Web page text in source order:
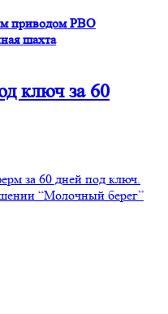
приводом PBO
шахта
ключ за 60
за 60 дней под ключ.
“Молочный берег”